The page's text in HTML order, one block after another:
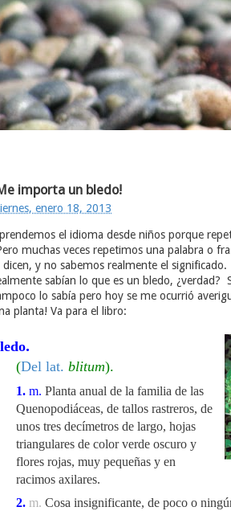
importa un bledo!
enero 18, 2013
el idioma desde niños porque
muchas veces repetimos una palabra o
dicen, y no sabemos realmente el
sabían lo que es un bledo, ¿verdad?
lo sabía pero hoy se me ocurrió
planta! Va para el libro:
.
(Del lat. blitum).
1. m. Planta anual de la familia de las
Quenopodiáceas, de tallos rastreros, de
unos tres decímetros de largo, hojas
triangulares de color verde oscuro y
flores rojas, muy pequeñas y en
racimos axilares.
2. m. Cosa insignificante, de poco o